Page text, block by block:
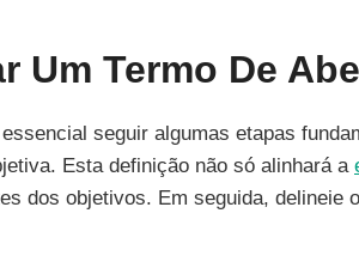
Um Termo De
seguir algumas etapas
Esta definição não só alinhará a
dos objetivos. Em seguida, delineie o